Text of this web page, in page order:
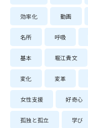
効率化 動画
名所 呼吸
基本 堀江貴文
変化 変革
女性支援 好奇心
孤独と孤立 学び